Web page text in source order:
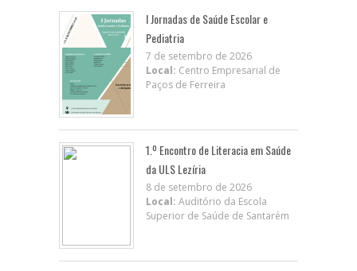
I Jornadas de Saúde Escolar e
Pediatria
7 de setembro de 2026
Local: Centro Empresarial de
Paços de Ferreira
1.º Encontro de Literacia em Saúde
da ULS Lezíria
8 de setembro de 2026
Local: Auditório da Escola
Superior de Saúde de Santarém